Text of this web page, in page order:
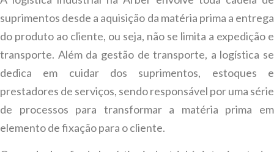
suprimentos desde a aquisição da matéria prima a entrega
do produto ao cliente, ou seja, não se limita a expedição e
transporte. Além da gestão de transporte, a logística se
dedica em cuidar dos suprimentos, estoques e
prestadores de serviços, sendo responsável por uma série
de processos para transformar a matéria prima em
elemento de fixação para o cliente.